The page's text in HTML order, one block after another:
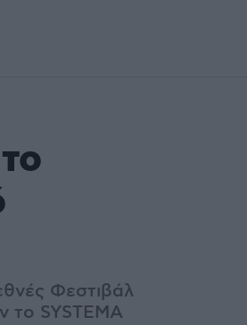
Φεστιβάλ
το SYSTEMA